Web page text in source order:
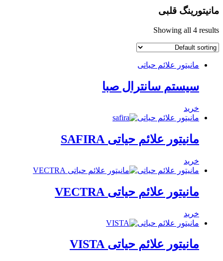
قلبی
Showing all 4
مانیتور علائم حیاتی
سیستم سانترال صبا
خرید
مانیتور علائم حیاتی
مانیتور علائم حیاتی SAFIRA
خرید
مانیتور علائم حیاتی
مانیتور علائم حیاتی VECTRA
خرید
مانیتور علائم حیاتی
مانیتور علائم حیاتی VISTA